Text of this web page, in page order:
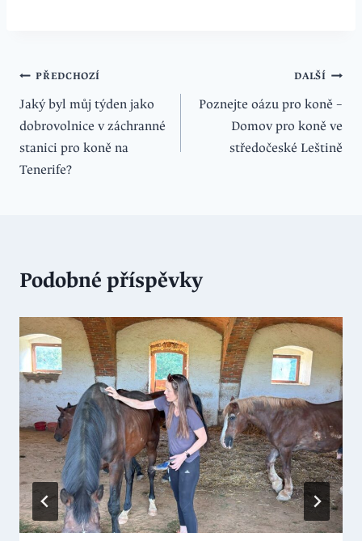
Navigace
pro
příspěvek
PŘEDCHOZÍ
Jaký byl můj týden jako
dobrovolnice v záchranné
stanici pro koně na
Tenerife?
DALŠÍ
Poznejte oázu pro koně –
Domov pro koně ve
středočeské Leštině
Podobné příspěvky